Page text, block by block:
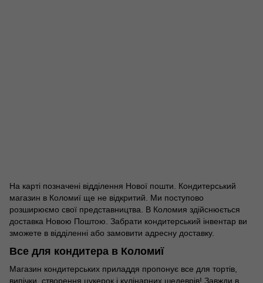
На карті позначені відділення Нової пошти. Кондитерський
магазин в Коломиї ще не відкритий. Ми поступово
розширюємо свої представництва. В Коломия здійснюється
доставка Новою Поштою. Забрати кондитерський інвентар ви
зможете в відділенні або замовити адресну доставку.
Все для кондитера в Коломиї
Магазин кондитерських приладдя пропонує все для тортів,
випічки, створення цукерок і кулінарних шедеврів! Завжди в